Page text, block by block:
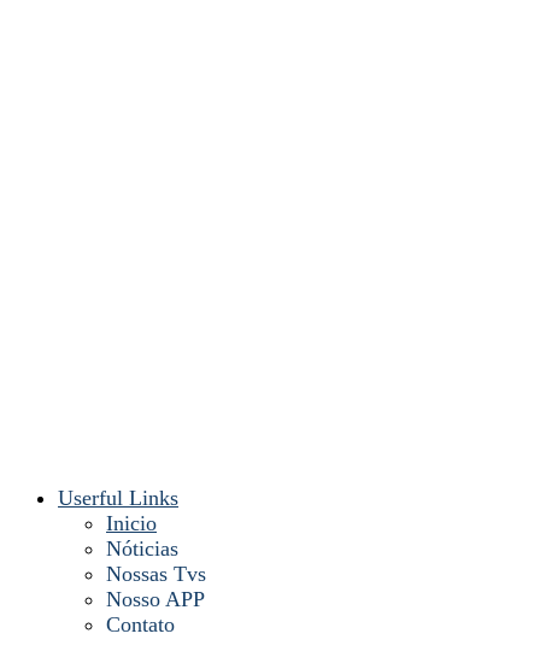
Userful Links
Inicio
Nóticias
Nossas Tvs
Nosso APP
Contato